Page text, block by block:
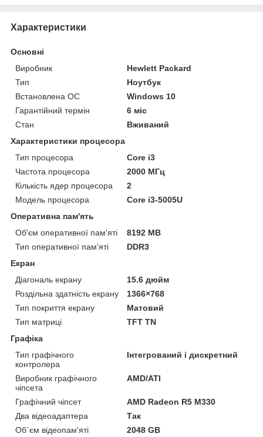
Характеристики
Основні
Виробник
Hewlett Packard
Тип
Ноутбук
Встановлена ОС
Windows 10
Гарантійний термін
6 міс
Стан
Вживаний
Характеристики процесора
Тип процесора
Core i3
Частота процесора
2000 МГц
Кількість ядер процесора
2
Модель процесора
Core i3-5005U
Оперативна пам'ять
Об'єм оперативної пам'яті
8192 MB
Тип оперативної пам'яті
DDR3
Екран
Діагональ екрану
15.6 дюйм
Роздільна здатність екрану
1366×768
Тип покриття екрану
Матовий
Тип матриці
TFT TN
Графіка
Тип графічного
контролера
Інтегрований і дискретний
Виробник графічного
чіпсета
AMD/ATI
Графічний чіпсет
AMD Radeon R5 M330
Два відеоадаптера
Так
Об`єм відеопам'яті
2048 GB